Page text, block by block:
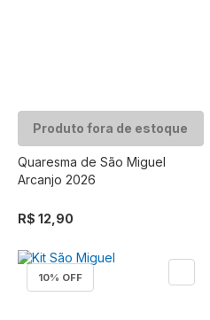
Produto fora de estoque
Quaresma de São Miguel
Arcanjo 2026
R$ 12,90
10% OFF